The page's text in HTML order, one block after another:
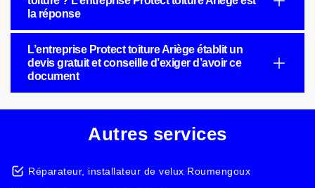
la réponse
L’entreprise Protect toiture Ariège établit un
devis gratuit et conseille d’exiger d’avoir ce
document
Autres services
Réparateur, installateur de velux Roumengoux